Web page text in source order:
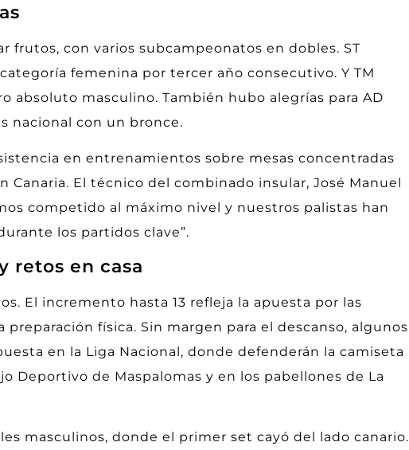
frutos, con varios subcampeonatos en dobles. ST
femenina por tercer año consecutivo. Y TM
absoluto masculino. También hubo alegrías para AD
nacional con un bronce.
en entrenamientos sobre mesas concentradas
Canaria. El técnico del combinado insular, José Manuel
competido al máximo nivel y nuestros palistas han
los partidos clave”.
retos en casa
El incremento hasta 13 refleja la apuesta por las
física. Sin margen para el descanso, algunos
en la Liga Nacional, donde defenderán la camiseta
Deportivo de Maspalomas y en los pabellones de La
masculinos, donde el primer set cayó del lado canario.